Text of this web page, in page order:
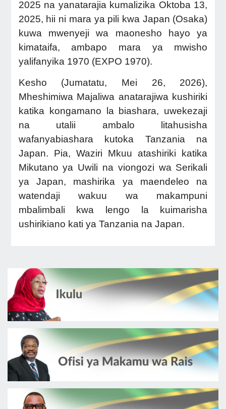
2025 na yanatarajia kumalizika Oktoba 13,
2025, hii ni mara ya pili kwa Japan (Osaka)
kuwa mwenyeji wa maonesho hayo ya
kimataifa, ambapo mara ya mwisho
yalifanyika 1970 (EXPO 1970).
Kesho (Jumatatu, Mei 26, 2026),
Mheshimiwa Majaliwa anatarajiwa kushiriki
katika kongamano la biashara, uwekezaji
na utalii ambalo litahusisha
wafanyabiashara kutoka Tanzania na
Japan. Pia, Waziri Mkuu atashiriki katika
Mikutano ya Uwili na viongozi wa Serikali
ya Japan, mashirika ya maendeleo na
watendaji wakuu wa makampuni
mbalimbali kwa lengo la kuimarisha
ushirikiano kati ya Tanzania na Japan.